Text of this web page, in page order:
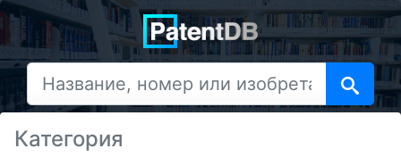
Категория